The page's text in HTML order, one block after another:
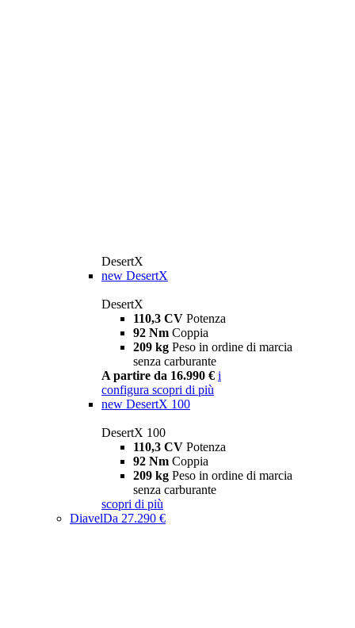
DesertX
new DesertX
DesertX
110,3 CV Potenza
92 Nm Coppia
209 kg Peso in ordine di marcia
senza carburante
A partire da 16.990 € i
configura scopri di più
new DesertX 100
DesertX 100
110,3 CV Potenza
92 Nm Coppia
209 kg Peso in ordine di marcia
senza carburante
scopri di più
DiavelDa 27.290 €